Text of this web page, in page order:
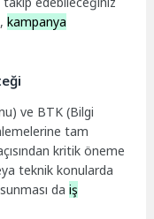
kampanya
ve BTK (Bilgi
tam
kritik öneme
teknik konularda
daiş